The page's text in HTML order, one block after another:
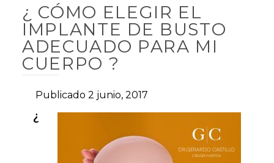
¿ CÓMO ELEGIR EL
IMPLANTE DE BUSTO
ADECUADO PARA MI
CUERPO ?
Publicado 2 junio, 2017
¿